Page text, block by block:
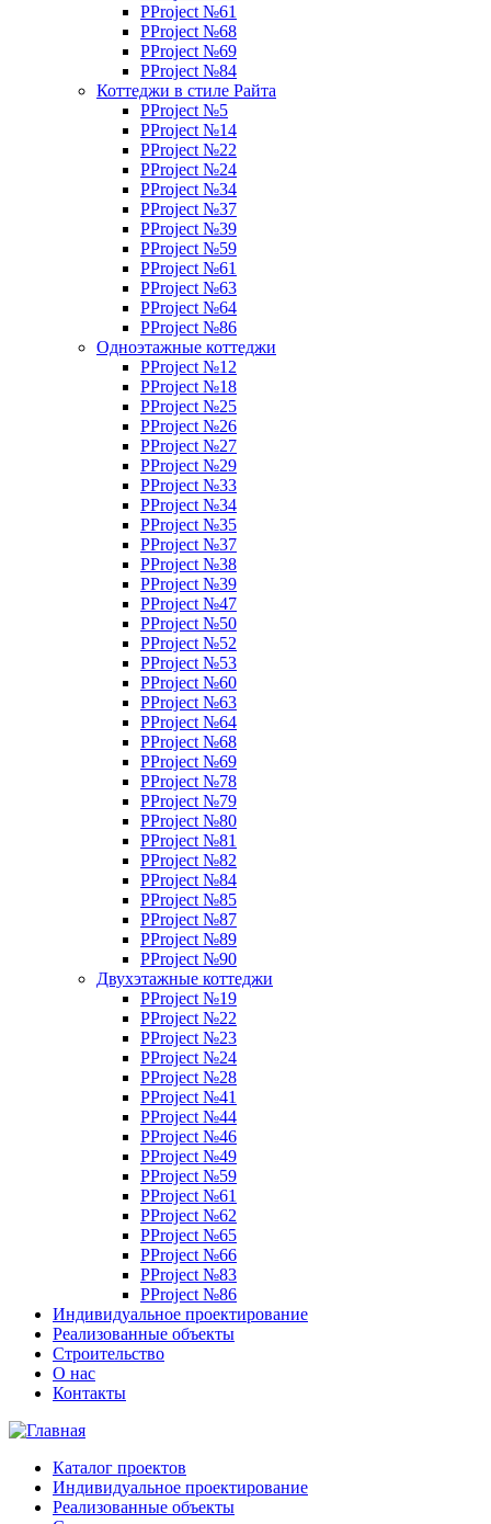
PProject №61
PProject №68
PProject №69
PProject №84
Коттеджи в стиле Райта
PProject №5
PProject №14
PProject №22
PProject №24
PProject №34
PProject №37
PProject №39
PProject №59
PProject №61
PProject №63
PProject №64
PProject №86
Одноэтажные коттеджи
PProject №12
PProject №18
PProject №25
PProject №26
PProject №27
PProject №29
PProject №33
PProject №34
PProject №35
PProject №37
PProject №38
PProject №39
PProject №47
PProject №50
PProject №52
PProject №53
PProject №60
PProject №63
PProject №64
PProject №68
PProject №69
PProject №78
PProject №79
PProject №80
PProject №81
PProject №82
PProject №84
PProject №85
PProject №87
PProject №89
PProject №90
Двухэтажные коттеджи
PProject №19
PProject №22
PProject №23
PProject №24
PProject №28
PProject №41
PProject №44
PProject №46
PProject №49
PProject №59
PProject №61
PProject №62
PProject №65
PProject №66
PProject №83
PProject №86
Индивидуальное проектирование
Реализованные объекты
Строительство
О нас
Контакты
Каталог проектов
Индивидуальное проектирование
Реализованные объекты